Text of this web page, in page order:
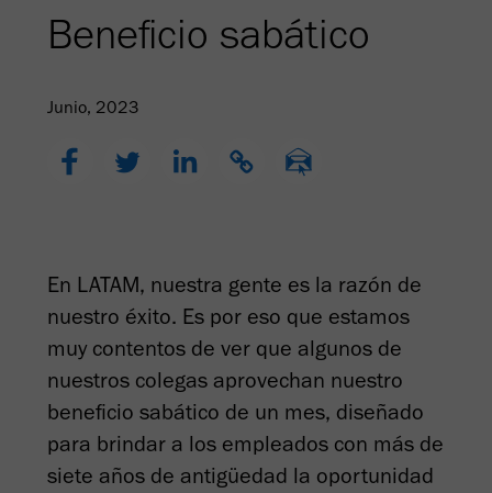
Beneficio sabático
Junio, 2023
En LATAM, nuestra gente es la razón de
nuestro éxito. Es por eso que estamos
muy contentos de ver que algunos de
nuestros colegas aprovechan nuestro
beneficio sabático de un mes, diseñado
para brindar a los empleados con más de
siete años de antigüedad la oportunidad